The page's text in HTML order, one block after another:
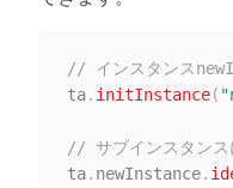
// インスタンス
ta. initInstance(
// サブインスタン
ta. newInstance.